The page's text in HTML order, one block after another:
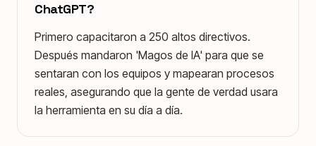
ChatGPT?
Primero capacitaron a 250 altos directivos.
Después mandaron 'Magos de IA' para que se
sentaran con los equipos y mapearan procesos
reales, asegurando que la gente de verdad usara
la herramienta en su día a día.